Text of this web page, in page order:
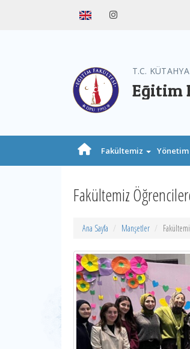
T.C.
Eğitim
Fakültemiz Yönetim
Fakültemiz
Ana Sayfa Manşetler